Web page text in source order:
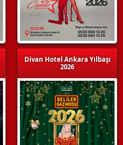
Divan Hotel Ankara Yılbaşı
2026